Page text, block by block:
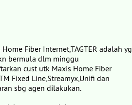
Fiber Internet,TAGTER adalah yg
bermula dlm minggu
cust utk Maxis Home Fiber
Fixed Line,Streamyx,Unifi dan
sbg agen dilakukan.